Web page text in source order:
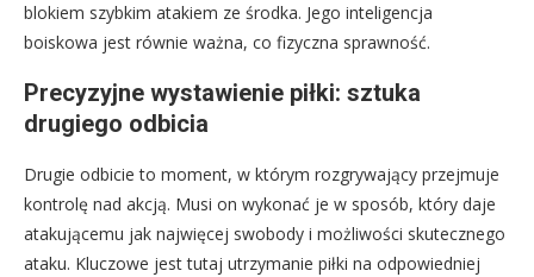
blokiem szybkim atakiem ze środka. Jego inteligencja
boiskowa jest równie ważna, co fizyczna sprawność.
Precyzyjne wystawienie piłki: sztuka
drugiego odbicia
Drugie odbicie to moment, w którym rozgrywający przejmuje
kontrolę nad akcją. Musi on wykonać je w sposób, który daje
atakującemu jak najwięcej swobody i możliwości skutecznego
ataku. Kluczowe jest tutaj utrzymanie piłki na odpowiedniej